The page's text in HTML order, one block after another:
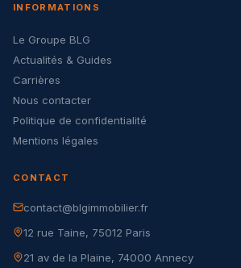
INFORMATIONS
Le Groupe BLG
Actualités & Guides
Carrières
Nous contacter
Politique de confidentialité
Mentions légales
CONTACT
contact@blgimmobilier.fr
12 rue Taine, 75012 Paris
21 av de la Plaine, 74000 Annecy